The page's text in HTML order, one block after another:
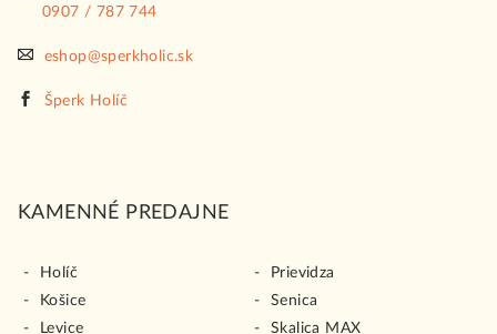
0907 / 787 744
eshop@sperkholic.sk
Šperk Holíč
KAMENNÉ PREDAJNE
Holíč
Košice
Levice
Prievidza
Senica
Skalica MAX